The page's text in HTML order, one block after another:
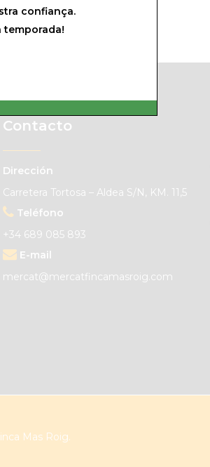
Contacto
Dirección
Carretera Tortosa – Aldea S/N, KM. 11,5
Teléfono
+34 689 085 893
E-mail
mercat@mercatfincamasroig.com
Mas Roig.
confiança.
temporada!